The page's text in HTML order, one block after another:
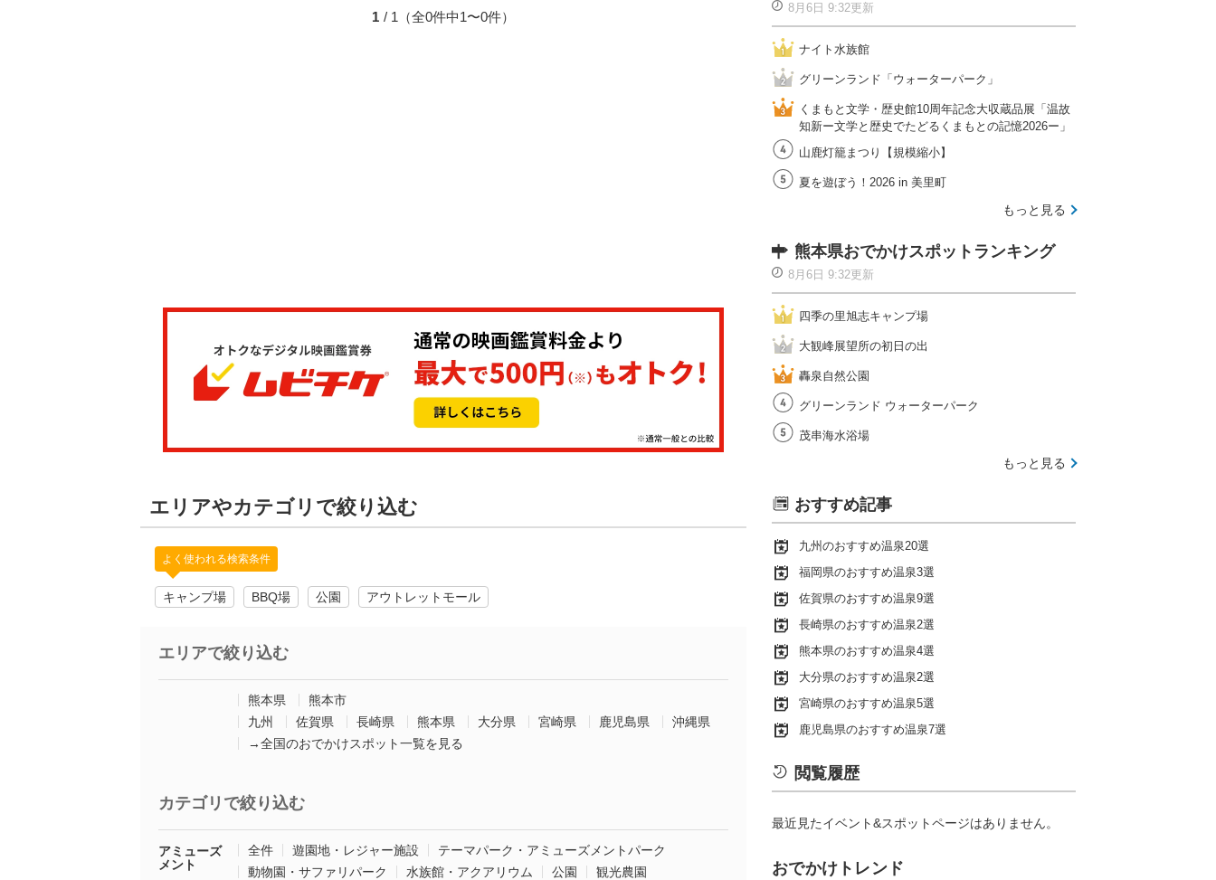
1 / 1（全0件中1〜0件）
エリアやカテゴリで絞り込む
よく使われる検索条件
キャンプ場 BBQ場 公園 アウトレットモール
エリアで絞り込む
熊本県
熊本市
九州
佐賀県 長崎県 熊本県 大分県 宮崎県 鹿児島県
沖縄県
→全国のおでかけスポット一覧を見る
カテゴリで絞り込む
アミューズ
メント
全件 遊園地・レジャー施設
テーマパーク・アミューズメントパーク
動物園・サファリパーク
水族館・アクアリウム 公園
観光農園
8月6日 9:32更新
ナイト水族館
グリーンランド「ウォーターパーク」
くまもと文学・歴史館10周年記念大収蔵品展「温故
知新ー文学と歴史でたどるくまもとの記憶2026ー」
山鹿灯籠まつり【規模縮小】
夏を遊ぼう！2026 in 美里町
もっと見る
熊本県おでかけスポットランキング
8月6日 9:32更新
四季の里旭志キャンプ場
大観峰展望所の初日の出
轟泉自然公園
グリーンランド ウォーターパーク
茂串海水浴場
もっと見る
おすすめ記事
九州のおすすめ温泉20選
福岡県のおすすめ温泉3選
佐賀県のおすすめ温泉9選
長崎県のおすすめ温泉2選
熊本県のおすすめ温泉4選
大分県のおすすめ温泉2選
宮崎県のおすすめ温泉5選
鹿児島県のおすすめ温泉7選
閲覧履歴
最近見たイベント&スポットページはありません。
おでかけトレンド